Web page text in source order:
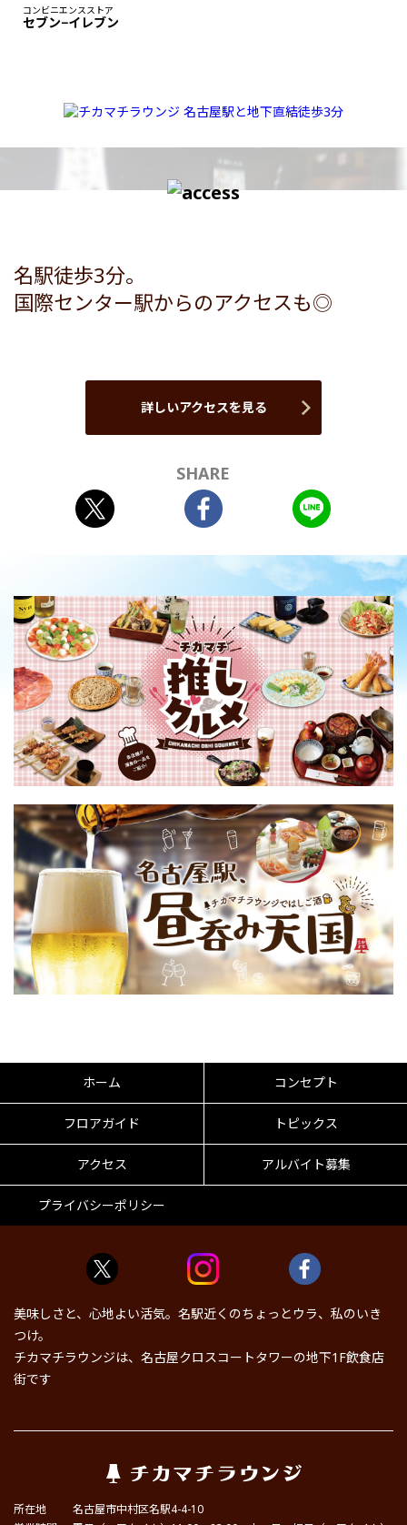
コンビニエンスストア
セブン−イレブン
名駅徒歩3分。
国際センター駅からのアクセスも◎
詳しいアクセスを見る
SHARE
ホーム コンセプト
フロアガイド トピックス
アクセス アルバイト募集
プライバシーポリシー
美味しさと、心地よい活気。名駅近くのちょっとウラ、私のいき
つけ。
チカマチラウンジは、名古屋クロスコートタワーの地下1F飲食店
街です
所在地
名古屋市中村区名駅4-4-10